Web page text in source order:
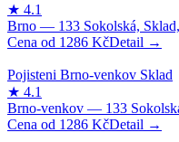
1286 Kč
1286 Kč